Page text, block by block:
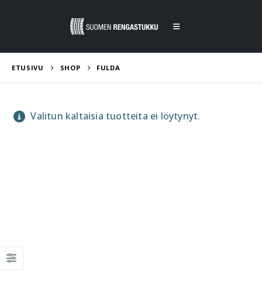
ETUSIVU SHOP FULDA
Valitun kaltaisia tuotteita ei löytynyt.